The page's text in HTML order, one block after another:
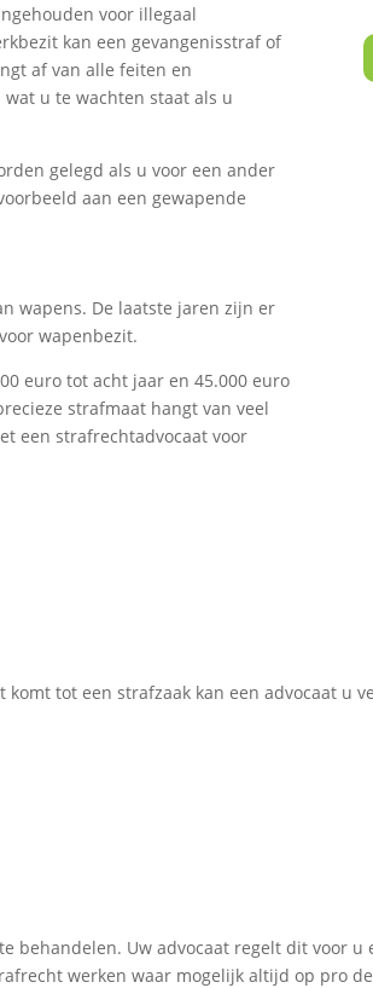
voor illegaal
kan een gevangenisstraf of
af van alle feiten en
u te wachten staat als u
gelegd als u voor een ander
aan een gewapende
wapens. De laatste jaren zijn er
wapenbezit.
euro tot acht jaar en 45.000 euro
strafmaat hangt van veel
een strafrechtadvocaat voor
komt tot een strafzaak kan een advocaat
te behandelen. Uw advocaat regelt dit voor
werken waar mogelijk altijd op pro